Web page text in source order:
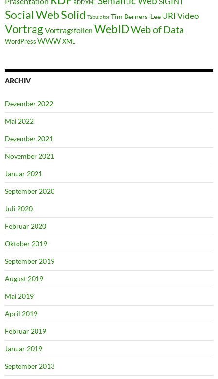
RDF/XML
Social WebSolid Tabulator Tim Berners-Lee URIVideo
VortragVortragsfolien WebIDWeb of Data
WordPress WWWXML
ARCHIV
Dezember 2022
Mai 2022
Dezember 2021
November 2021
Januar 2021
September 2020
Juli 2020
Februar 2020
Oktober 2019
September 2019
August 2019
Mai 2019
April 2019
Februar 2019
Januar 2019
September 2013